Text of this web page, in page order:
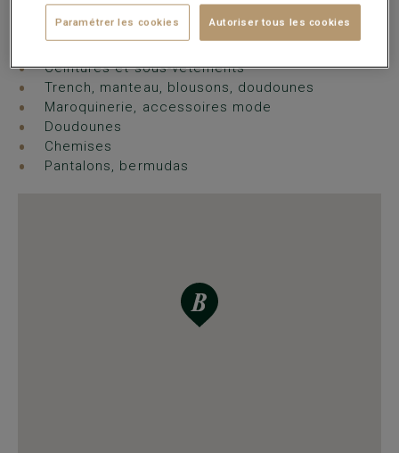
Chaussures ville et détente
Costumes
Ceintures et sous-vêtements
Trench, manteau, blousons, doudounes
Maroquinerie, accessoires mode
Doudounes
Chemises
Pantalons, bermudas
Paramétrer les cookies Autoriser tous les cookies